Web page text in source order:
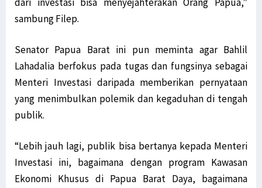
dari investasi bisa menyejahterakan Orang Papua,”
sambung Filep.
Senator Papua Barat ini pun meminta agar Bahlil
Lahadalia berfokus pada tugas dan fungsinya sebagai
Menteri Investasi daripada memberikan pernyataan
yang menimbulkan polemik dan kegaduhan di tengah
publik.
“Lebih jauh lagi, publik bisa bertanya kepada Menteri
Investasi ini, bagaimana dengan program Kawasan
Ekonomi Khusus di Papua Barat Daya, bagaimana